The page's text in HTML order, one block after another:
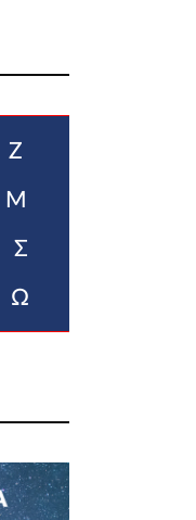
Ζ
Μ
Σ
Ω